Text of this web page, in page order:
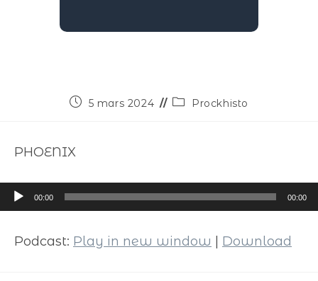
5 mars 2024 Prockhisto
PHOENIX
Lecteur
audio
00:00 00:00
Podcast: Play in new window Download